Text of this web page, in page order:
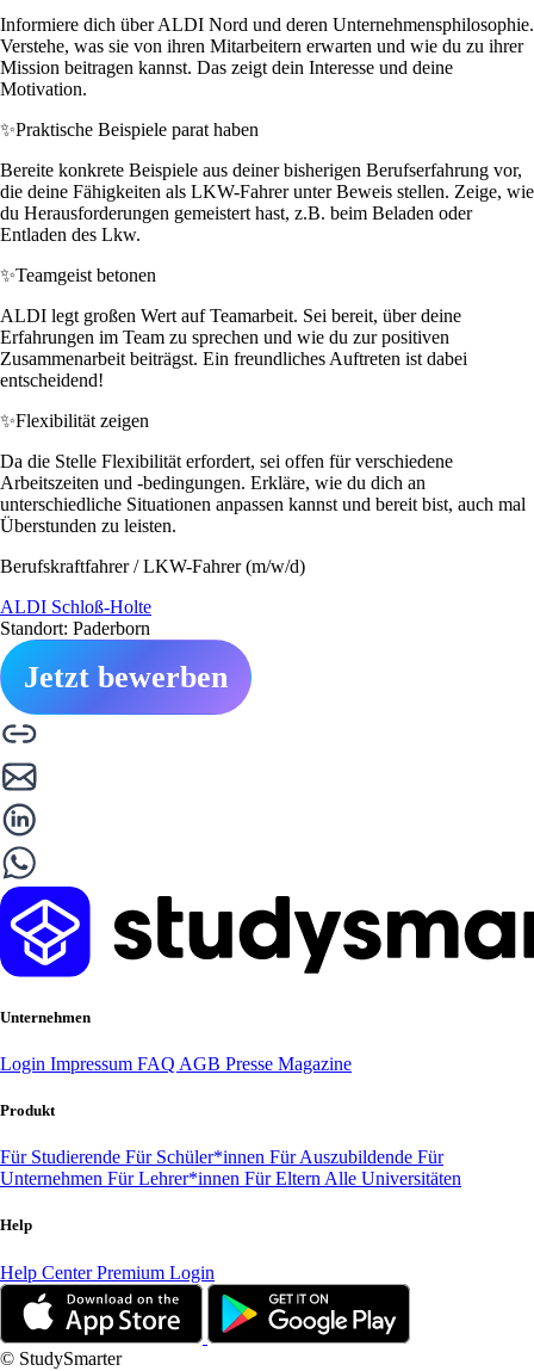
Informiere dich über ALDI Nord und deren Unternehmensphilosophie.
Verstehe, was sie von ihren Mitarbeitern erwarten und wie du zu ihrer
Mission beitragen kannst. Das zeigt dein Interesse und deine
Motivation.
✨Praktische Beispiele parat haben
Bereite konkrete Beispiele aus deiner bisherigen Berufserfahrung vor,
die deine Fähigkeiten als LKW-Fahrer unter Beweis stellen. Zeige, wie
du Herausforderungen gemeistert hast, z.B. beim Beladen oder
Entladen des Lkw.
✨Teamgeist betonen
ALDI legt großen Wert auf Teamarbeit. Sei bereit, über deine
Erfahrungen im Team zu sprechen und wie du zur positiven
Zusammenarbeit beiträgst. Ein freundliches Auftreten ist dabei
entscheidend!
✨Flexibilität zeigen
Da die Stelle Flexibilität erfordert, sei offen für verschiedene
Arbeitszeiten und -bedingungen. Erkläre, wie du dich an
unterschiedliche Situationen anpassen kannst und bereit bist, auch mal
Überstunden zu leisten.
Berufskraftfahrer / LKW-Fahrer (m/w/d)
ALDI Schloß-Holte
Standort: Paderborn
Jetzt bewerben
Unternehmen
Login Impressum FAQ AGB Presse Magazine
Produkt
Für Studierende Für Schüler*innen Für Auszubildende Für
Unternehmen Für Lehrer*innen Für Eltern Alle Universitäten
Help
Help CenterPremium Login
© StudySmarter